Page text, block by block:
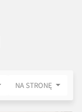
NA STRONĘ